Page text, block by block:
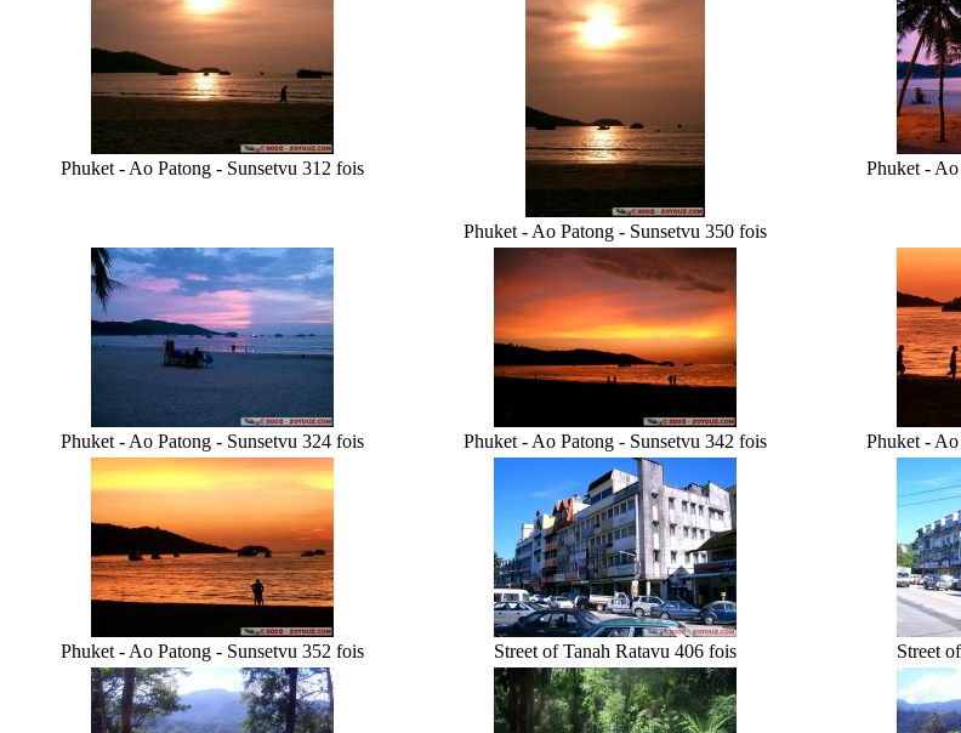
Phuket - Ao Patong - Sunsetvu 312 fois
Phuket - Ao Patong - Sunsetvu 350 fois
Phuket - Ao
Phuket - Ao Patong - Sunsetvu 324 fois Phuket - Ao Patong - Sunsetvu 342 fois Phuket - Ao
Phuket - Ao Patong - Sunsetvu 352 fois Street of Tanah Ratavu 406 fois Street